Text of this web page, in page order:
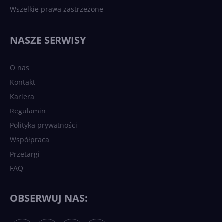
Wszelkie prawa zastrzeżone
NASZE SERWISY
O nas
Kontakt
Kariera
Regulamin
Polityka prywatności
Współpraca
Przetargi
FAQ
OBSERWUJ NAS: